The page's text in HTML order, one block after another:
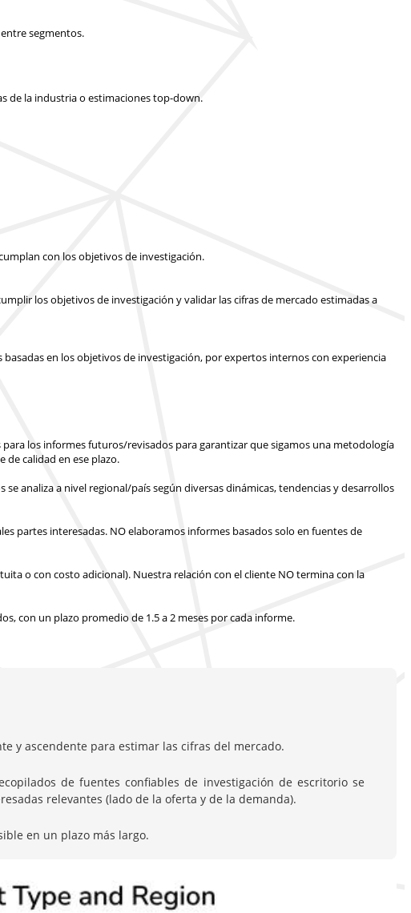
segmentos.
de la industria o estimaciones top-down.
con los objetivos de investigación.
los objetivos de investigación y validar las cifras de mercado estimadas a
en los objetivos de investigación, por expertos internos con experiencia
los informes futuros/revisados para garantizar que sigamos una metodología
calidad en ese plazo.
analiza a nivel regional/país según diversas dinámicas, tendencias y desarrollos
partes interesadas. NO elaboramos informes basados solo en fuentes de
o con costo adicional). Nuestra relación con el cliente NO termina con la
con un plazo promedio de 1.5 a 2 meses por cada informe.
y ascendente para estimar las cifras del mercado.
de fuentes confiables de investigación de escritorio se
relevantes (lado de la oferta y de la demanda).
en un plazo más largo.